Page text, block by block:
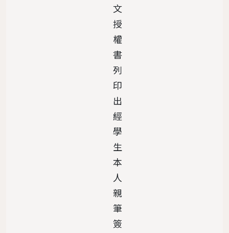
文
授
權
書
列
印
出
經
學
生
本
人
親
筆
簽